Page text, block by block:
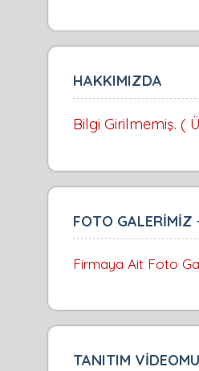
HAKKIMIZDA
Bilgi Girilmemiş. (
FOTO GALERİMİZ
Firmaya Ait Foto
TANITIM